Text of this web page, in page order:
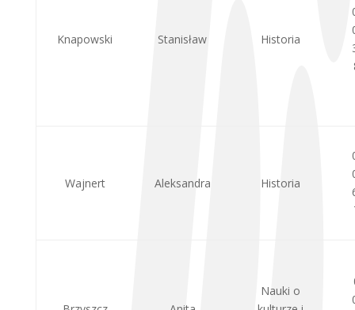
Knapowski Stanisław Historia
Wajnert Aleksandra Historia
Nauki o